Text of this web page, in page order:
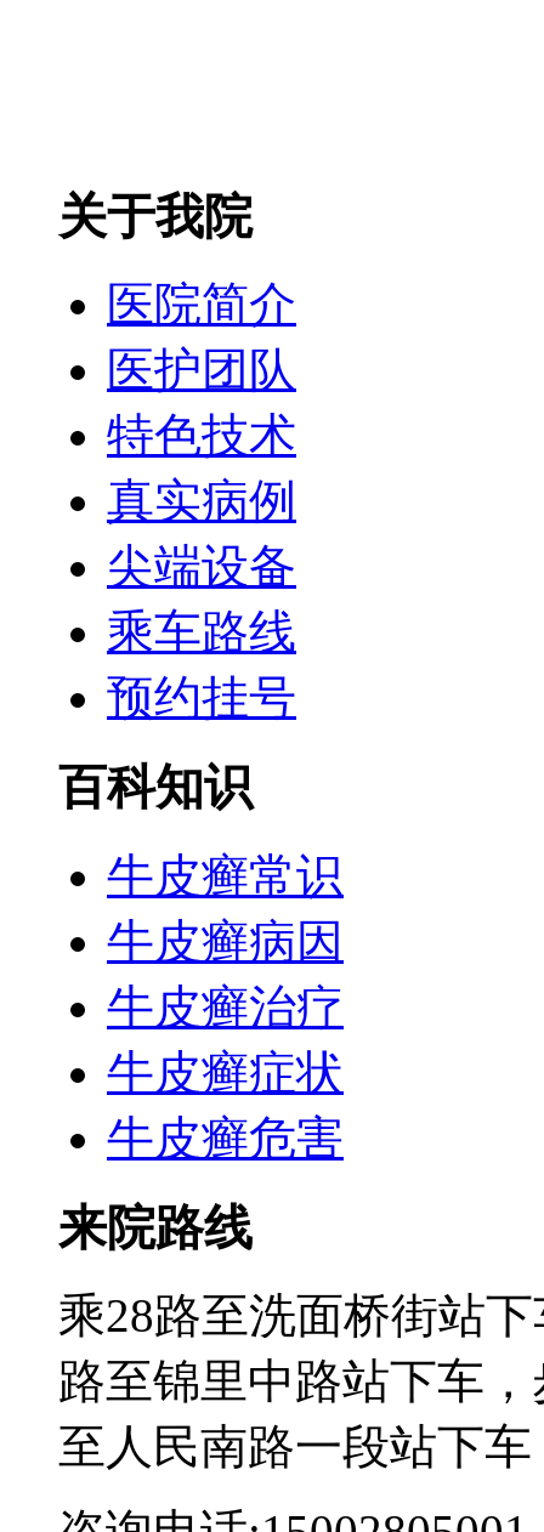
关于我院
医院简介
医护团队
特色技术
真实病例
尖端设备
乘车路线
预约挂号
百科知识
牛皮癣常识
牛皮癣病因
牛皮癣治疗
牛皮癣症状
牛皮癣危害
来院路线
乘28路至洗面桥街站
路至锦里中路站下车
至人民南路一段站下